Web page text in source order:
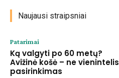
Naujausi straipsniai
Patarimai
Ką valgyti po 60 metų?
Avižinė košė – ne vienintelis
pasirinkimas